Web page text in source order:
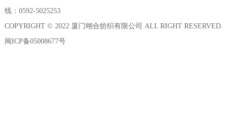
线：0592-5025253
COPYRIGHT © 2022 厦门翊合纺织有限公司 ALL RIGHT RESERVED.
闽ICP备05008677号